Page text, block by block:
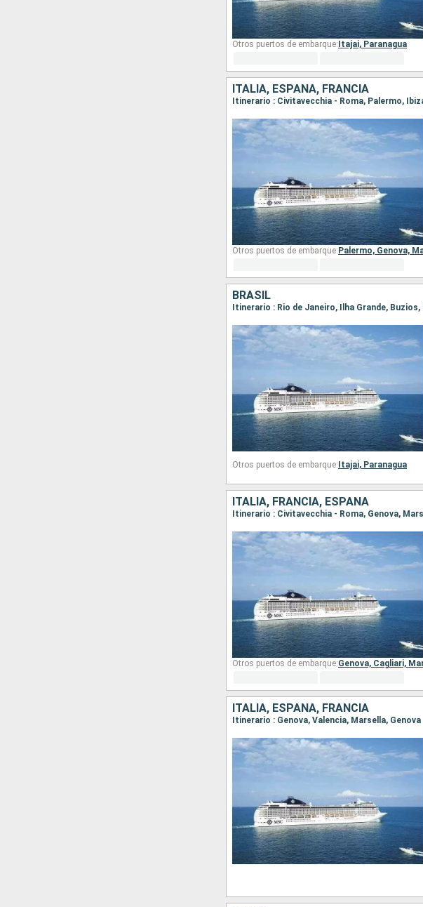
Otros puertos de embarque: Itajai, Paranagua
ITALIA, ESPAÑA, FRANCIA
Itinerario : Civitavecchia - Roma, Palermo,
Otros puertos de embarque: Palermo, Genova,
BRASIL
Itinerario : Rio de Janeiro, Ilha Grande,
Otros puertos de embarque: Itajai, Paranagua
ITALIA, FRANCIA, ESPAÑA
Itinerario : Civitavecchia - Roma, Genova,
Otros puertos de embarque:Genova, Cagliari,
ITALIA, ESPAÑA, FRANCIA
Itinerario : Genova, Valencia, Marsella, Genova